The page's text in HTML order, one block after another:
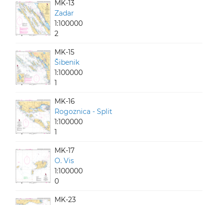
MK-13
Zadar
1:100000
2
MK-15
Šibenik
1:100000
1
MK-16
Rogoznica - Split
1:100000
1
MK-17
O. Vis
1:100000
0
MK-23